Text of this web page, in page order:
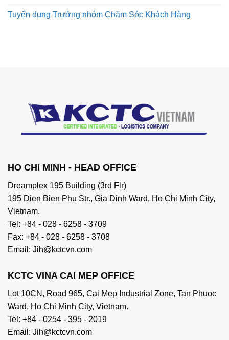
Tuyển dụng Trưởng nhóm Chăm Sóc Khách Hàng
HO CHI MINH - HEAD OFFICE
Dreamplex 195 Building (3rd Flr)
195 Dien Bien Phu Str., Gia Dinh Ward, Ho Chi Minh City,
Vietnam.
Tel: +84 - 028 - 6258 - 3709
Fax: +84 - 028 - 6258 - 3708
Email: Jih@kctcvn.com
KCTC VINA CAI MEP OFFICE
Lot 10CN, Road 965, Cai Mep Industrial Zone, Tan Phuoc
Ward, Ho Chi Minh City, Vietnam.
Tel: +84 - 0254 - 395 - 2019
Email: Jih@kctcvn.com